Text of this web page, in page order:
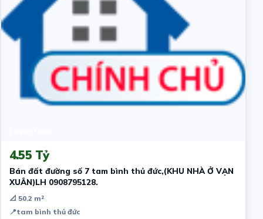
4.55 Tỷ
Bán đất đường số 7 tam bình thủ đức,(KHU NHÀ Ở VẠN
XUÂN)LH 0908795128.
📐 50.2 m²
📍tam bình thủ đức